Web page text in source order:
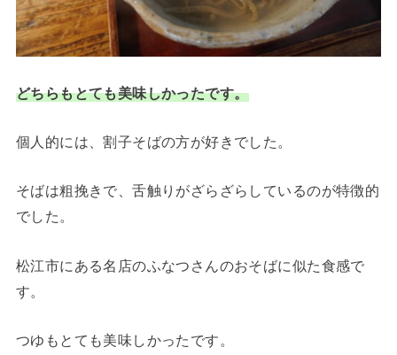
どちらもとても美味しかったです。
個人的には、割子そばの方が好きでした。
そばは粗挽きで、舌触りがざらざらしているのが特徴的
でした。
松江市にある名店のふなつさんのおそばに似た食感で
す。
つゆもとても美味しかったです。